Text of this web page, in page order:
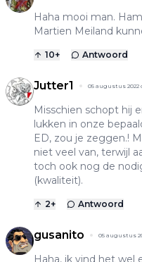
Haha mooi man.
Martien Meiland
10+ Antwoord
Jutter1 05 augustus 2022
Misschien schopt hij
lukken in onze
ED, zou je zeggen.!
niet veel van, terwijl
toch ook nog de
(kwaliteit).
2+ Antwoord
gusanito 05 augustus
Haha, ik vind het wel